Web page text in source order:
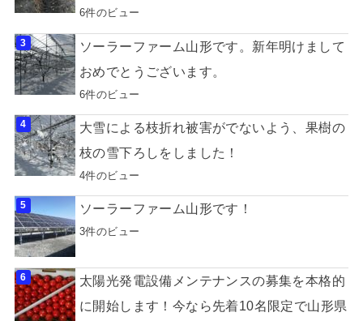
6件のビュー
ソーラーファーム山形です。新年明けまして
おめでとうございます。
6件のビュー
大雪による枝折れ被害がでないよう、果樹の
枝の雪下ろしをしました！
4件のビュー
ソーラーファーム山形です！
3件のビュー
太陽光発電設備メンテナンスの募集を本格的
に開始します！今なら先着10名限定で山形県